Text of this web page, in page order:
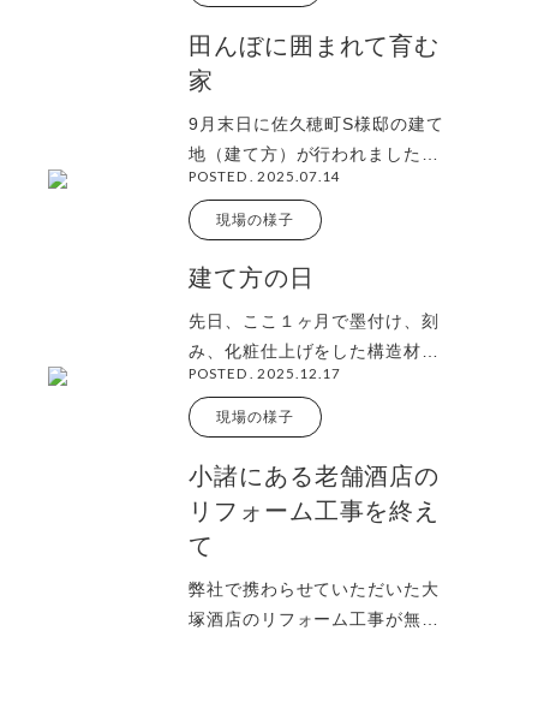
田んぼに囲まれて育む
家
9月末日に佐久穂町S様邸の建て
地（建て方）が行われました。
朝８時から始まり、新津技建の
大工総出でど
POSTED . 2025.07.14
建て方の日
先日、ここ１ヶ月で墨付け、刻
み、化粧仕上げをした構造材の
建て方が行われました。 建て方
当日、きっちり
現場の様子
POSTED . 2025.12.17
小諸にある老舗酒店の
リフォーム工事を終え
て
弊社で携わらせていただいた大
塚酒店のリフォーム工事が無事
現場の様子